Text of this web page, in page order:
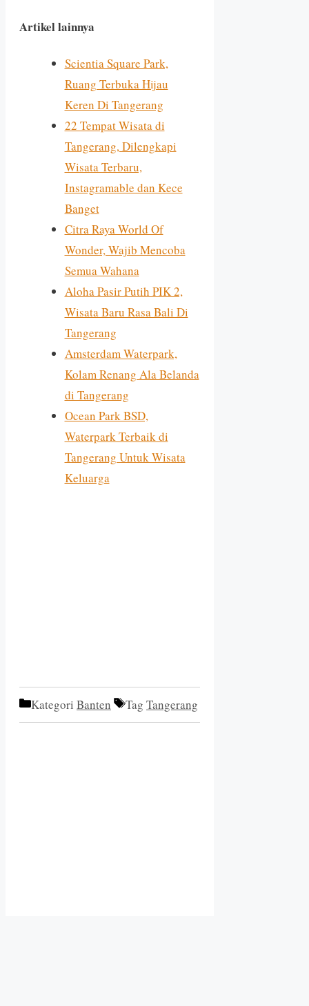
Artikel lainnya
Scientia Square Park,
Ruang Terbuka Hijau
Keren Di Tangerang
22 Tempat Wisata di
Tangerang, Dilengkapi
Wisata Terbaru,
Instagramable dan Kece
Banget
Citra Raya World Of
Wonder, Wajib Mencoba
Semua Wahana
Aloha Pasir Putih PIK 2,
Wisata Baru Rasa Bali Di
Tangerang
Amsterdam Waterpark,
Kolam Renang Ala Belanda
di Tangerang
Ocean Park BSD,
Waterpark Terbaik di
Tangerang Untuk Wisata
Keluarga
Kategori Banten Tag Tangerang